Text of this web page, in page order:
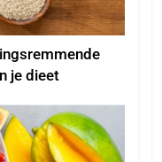
je dieet